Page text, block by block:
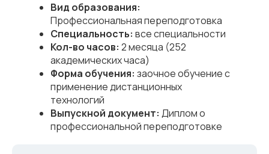
Вид образования:
Профессиональная переподготовка
Специальность: все специальности
Кол-во часов: 2 месяца (252
академических часа)
Форма обучения: заочное обучение с
применение дистанционных
технологий
Выпускной документ: Диплом о
профессиональной переподготовке